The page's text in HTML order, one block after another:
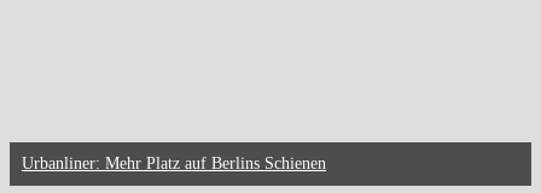
Urbanliner: Mehr Platz auf Berlins Schienen